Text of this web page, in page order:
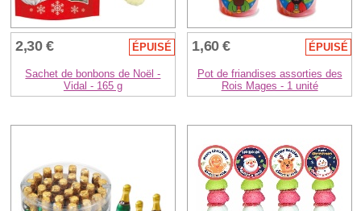
2,30 € ÉPUISÉ
Sachet de bonbons de Noël -
Vidal - 165 g
1,60 € ÉPUISÉ
Pot de friandises assorties des
Rois Mages - 1 unité